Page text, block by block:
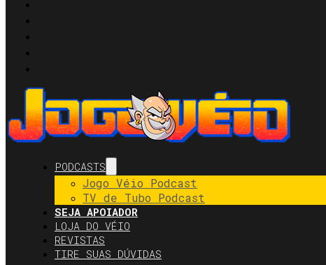
PODCASTS
Jogo Véio Podcast
TV de Tubo Podcast
SEJA APOIADOR
LOJA DO VÉIO
REVISTAS
TIRE SUAS DÚVIDAS